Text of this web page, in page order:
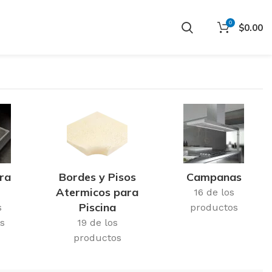
0 $0.00
Bordes y Pisos
Atermicos para
Piscina
19 de los
productos
Campanas
16 de los
productos